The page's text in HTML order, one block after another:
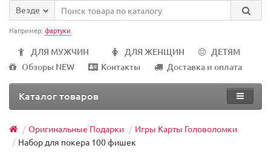
Везде
Например: фартуки
ДЛЯ МУЖЧИН ДЛЯ ЖЕНЩИН
ДЕТЯМ
Обзоры NEW
Контакты Доставка и оплата
Каталог товаров
Оригинальные Подарки
Игры Карты Головоломки
Набор для покера 100 фишек